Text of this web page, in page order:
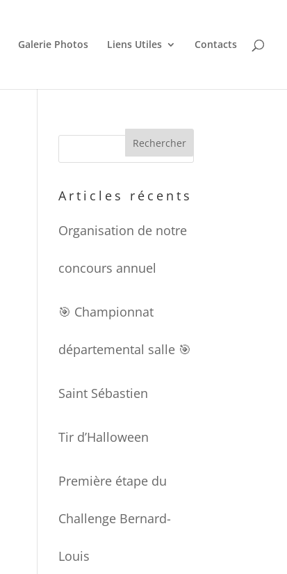
Galerie Photos Liens Utiles Contacts
Articles récents
Organisation de notre
concours annuel
🎯 Championnat
départemental salle 🎯
Saint Sébastien
Tir d’Halloween
Première étape du
Challenge Bernard-
Louis